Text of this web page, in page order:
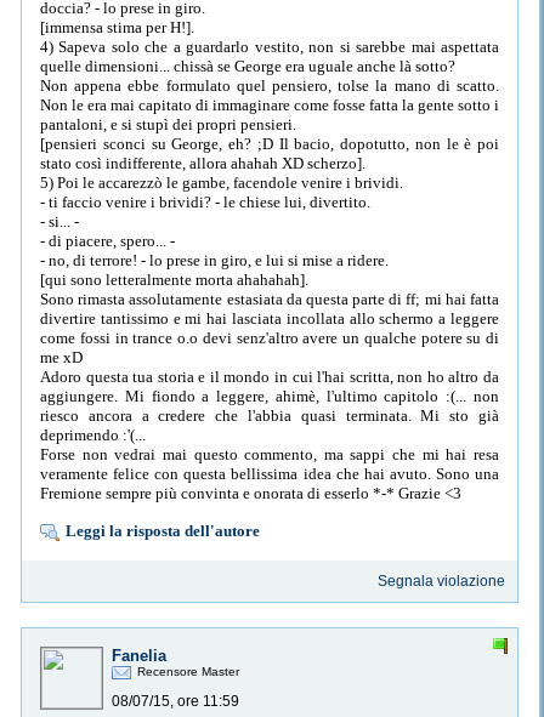
doccia? - lo prese in giro.
[immensa stima per H!].
4) Sapeva solo che a guardarlo vestito, non si sarebbe mai aspettata
quelle dimensioni... chissà se George era uguale anche là sotto?
Non appena ebbe formulato quel pensiero, tolse la mano di scatto.
Non le era mai capitato di immaginare come fosse fatta la gente sotto i
pantaloni, e si stupì dei propri pensieri.
[pensieri sconci su George, eh? ;D Il bacio, dopotutto, non le è poi
stato così indifferente, allora ahahah XD scherzo].
5) Poi le accarezzò le gambe, facendole venire i brividi.
- ti faccio venire i brividi? - le chiese lui, divertito.
- si... -
- di piacere, spero... -
- no, di terrore! - lo prese in giro, e lui si mise a ridere.
[qui sono letteralmente morta ahahahah].
Sono rimasta assolutamente estasiata da questa parte di ff; mi hai fatta
divertire tantissimo e mi hai lasciata incollata allo schermo a leggere
come fossi in trance o.o devi senz'altro avere un qualche potere su di
me xD
Adoro questa tua storia e il mondo in cui l'hai scritta, non ho altro da
aggiungere. Mi fiondo a leggere, ahimè, l'ultimo capitolo :(... non
riesco ancora a credere che l'abbia quasi terminata. Mi sto già
deprimendo :'(...
Forse non vedrai mai questo commento, ma sappi che mi hai resa
veramente felice con questa bellissima idea che hai avuto. Sono una
Fremione sempre più convinta e onorata di esserlo *-* Grazie <3
Leggi la risposta dell'autore
Segnala violazione
Fanelia
Recensore Master
08/07/15, ore 11:59